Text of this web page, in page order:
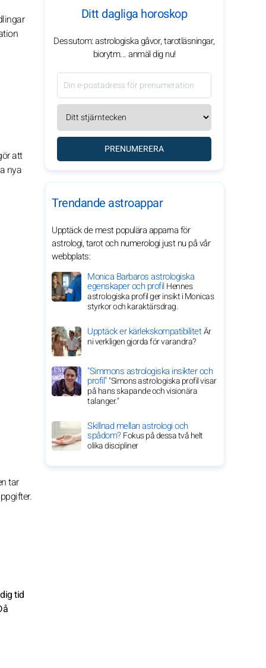
att
nya
tar
tid
Ditt dagliga horoskop
Dessutom: astrologiska gåvor, tarotläsningar,
biorytm... anmäl dig nu!
PRENUMERERA
Trendande astroappar
Upptäck de mest populära apparna för
astrologi, tarot och numerologi just nu på vår
webbplats:
Monica Barbaros astrologiska
egenskaper och profilHennes
astrologiska profil ger insikt i Monicas
styrkor och karaktärsdrag.
Upptäck er kärlekskompatibilitetÄr
ni verkligen gjorda för varandra?
"Simmons astrologiska insikter och
profil""Simons astrologiska profil visar
på hans skapande och visionära
talanger."
Skillnad mellan astrologi och
spådom?Fokus på dessa två helt
olika discipliner